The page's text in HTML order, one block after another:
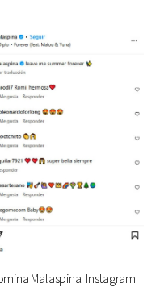
Malaspina. Instagram